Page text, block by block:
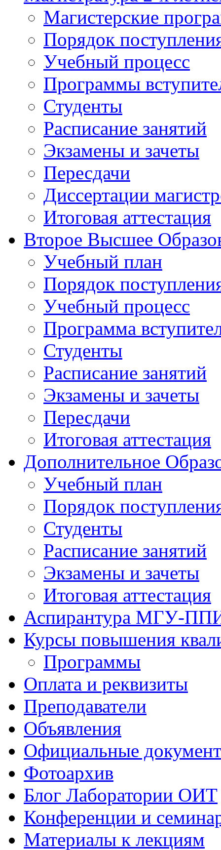
Магистерские
Порядок
Учебный процесс
Программы
Студенты
Расписание занятий
Экзамены и зачеты
Пересдачи
Диссертации
Итоговая аттестация
Второе Высшее
Учебный план
Порядок
Учебный процесс
Программа
Студенты
Расписание занятий
Экзамены и зачеты
Пересдачи
Итоговая аттестация
Дополнительное
Учебный план
Порядок
Студенты
Расписание занятий
Экзамены и зачеты
Итоговая аттестация
Аспирантура МГУ-
Курсы повышения
Программы
Оплата и реквизиты
Преподаватели
Объявления
Официальные
Фотоархив
Блог Лаборатории ОИТ
Конференции и
Материалы к лекциям